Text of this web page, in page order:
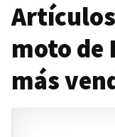
Artículos
moto de
más